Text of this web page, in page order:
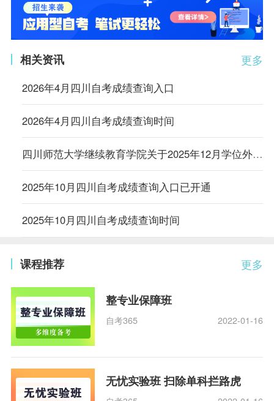
更多
相关资讯
2026年4月四川自考成绩查询入口
2026年4月四川自考成绩查询时间
​四川师范大学继续教育学院关于2025年12月学位外语水平考试结果查询的通知
2025年10月四川自考成绩查询入口已开通
2025年10月四川自考成绩查询时间
更多
课程推荐
整专业保障班
自考365 2022-01-16
无忧实验班 扫除单科拦路虎